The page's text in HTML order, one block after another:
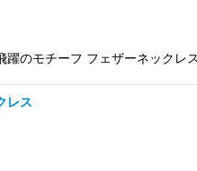
躍のモチーフ フェザーネック
レス